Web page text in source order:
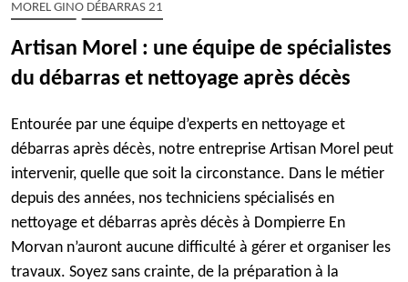
MOREL GINO DÉBARRAS 21
Artisan Morel : une équipe de spécialistes
du débarras et nettoyage après décès
Entourée par une équipe d’experts en nettoyage et
débarras après décès, notre entreprise Artisan Morel peut
intervenir, quelle que soit la circonstance. Dans le métier
depuis des années, nos techniciens spécialisés en
nettoyage et débarras après décès à Dompierre En
Morvan n’auront aucune difficulté à gérer et organiser les
travaux. Soyez sans crainte, de la préparation à la